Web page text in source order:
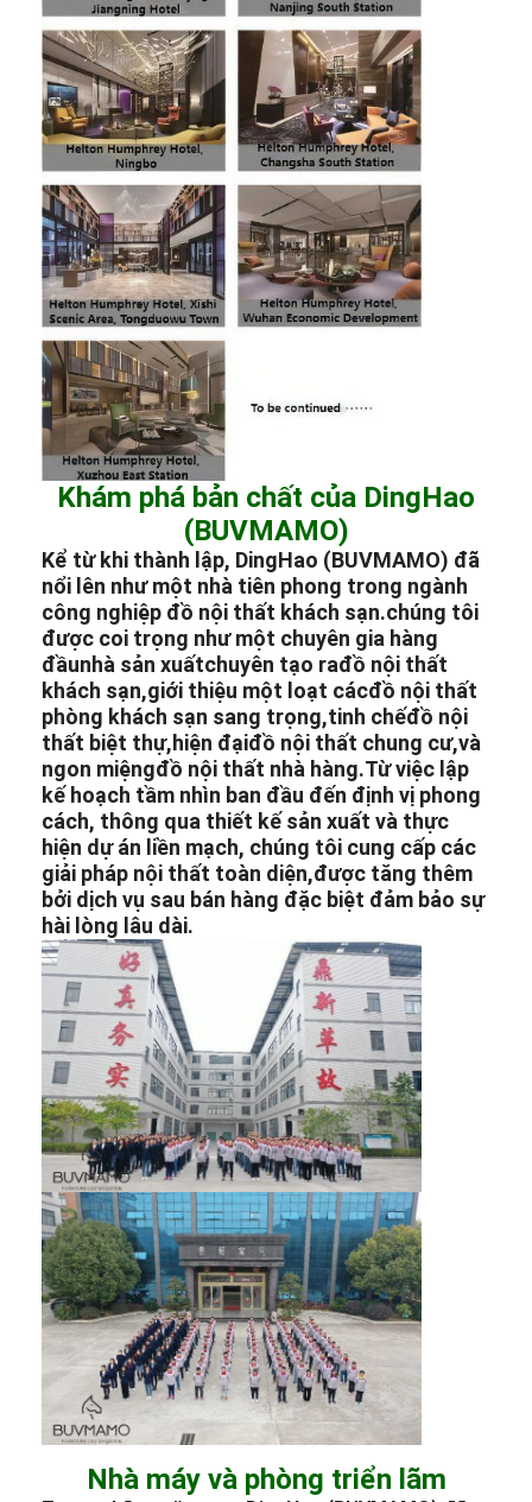
Khám phá bản chất của DingHao
(BUVMAMO)
Kể từ khi thành lập, DingHao (BUVMAMO) đã
nổi lên như một nhà tiên phong trong ngành
công nghiệp đồ nội thất khách sạn.chúng tôi
được coi trọng như một chuyên gia hàng
đầunhà sản xuấtchuyên tạo rađồ nội thất
khách sạn,giới thiệu một loạt cácđồ nội thất
phòng khách sạn sang trọng,tinh chếđồ nội
thất biệt thự,hiện đạiđồ nội thất chung cư,và
ngon miệngđồ nội thất nhà hàng.Từ việc lập
kế hoạch tầm nhìn ban đầu đến định vị phong
cách, thông qua thiết kế sản xuất và thực
hiện dự án liền mạch, chúng tôi cung cấp các
giải pháp nội thất toàn diện,được tăng thêm
bởi dịch vụ sau bán hàng đặc biệt đảm bảo sự
hài lòng lâu dài.
Nhà máy và phòng triển lãm